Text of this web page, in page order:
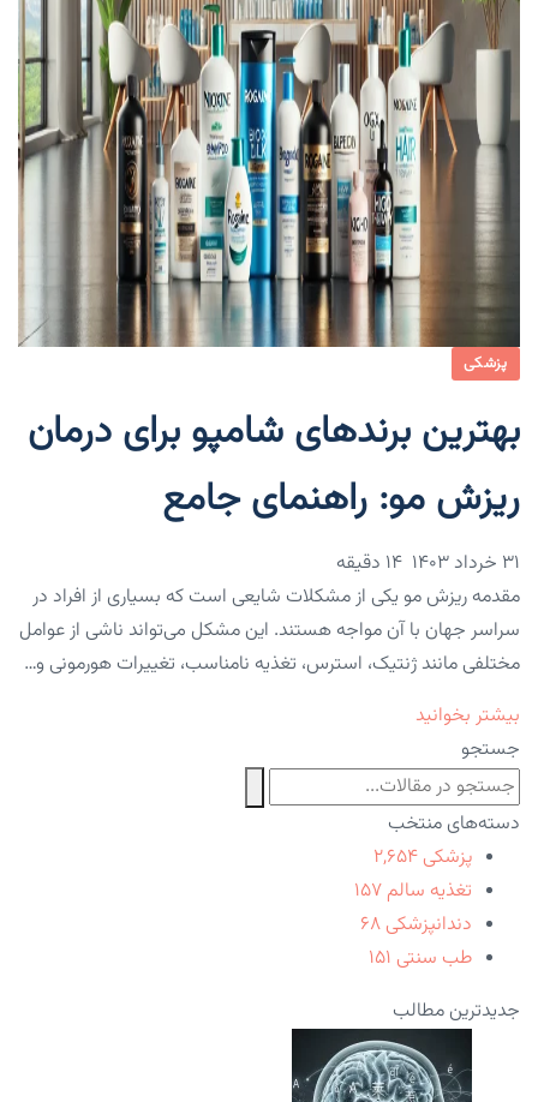
پزشکی
بهترین برندهای شامپو برای درمان
ریزش مو: راهنمای جامع
۳۱ خرداد ۱۴۰۳
مقدمه ریزش مو یکی از مشکلات شایعی است که بسیاری از افراد در
سراسر جهان با آن مواجه هستند. این مشکل می‌تواند ناشی از عوامل
مختلفی مانند ژنتیک، استرس، تغذیه نامناسب، تغییرات هورمونی و…
بیشتر بخوانید
جستجو
دسته‌های منتخب
پزشکی ۲,۶۵۴
تغذیه سالم ۱۵۷
دندانپزشکی ۶۸
طب سنتی ۱۵۱
جدیدترین مطالب